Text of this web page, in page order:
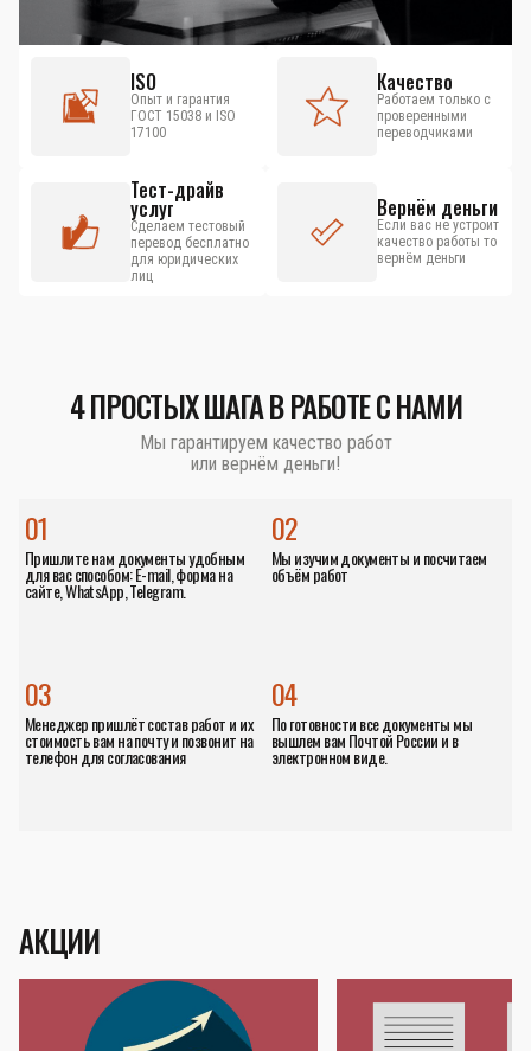
ISO
Опыт и гарантия
ГОСТ 15038 и ISO
17100
Качество
Работаем только с
проверенными
переводчиками
Тест-драйв
услуг
Сделаем тестовый
перевод бесплатно
для юридических
лиц
Вернём деньги
Если вас не устроит
качество работы то
вернём деньги
4 ПРОСТЫХ ШАГА В РАБОТЕ С НАМИ
Мы гарантируем качество работ
или вернём деньги!
01
Пришлите нам документы удобным
для вас способом: E-mail, форма на
сайте, WhatsApp, Telegram.
02
Мы изучим документы и посчитаем
объём работ
04
По готовности все документы мы
вышлем вам Почтой России и в
электронном виде.
03
Менеджер пришлёт состав работ и их
стоимость вам на почту и позвонит на
телефон для согласования
АКЦИИ